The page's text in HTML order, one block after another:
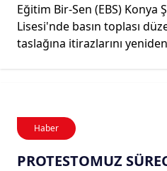
Eğitim Bir-Sen (EBS) Konya
Lisesi'nde basın toplası
taslağına itirazlarını
Haber
PROTESTOMUZ